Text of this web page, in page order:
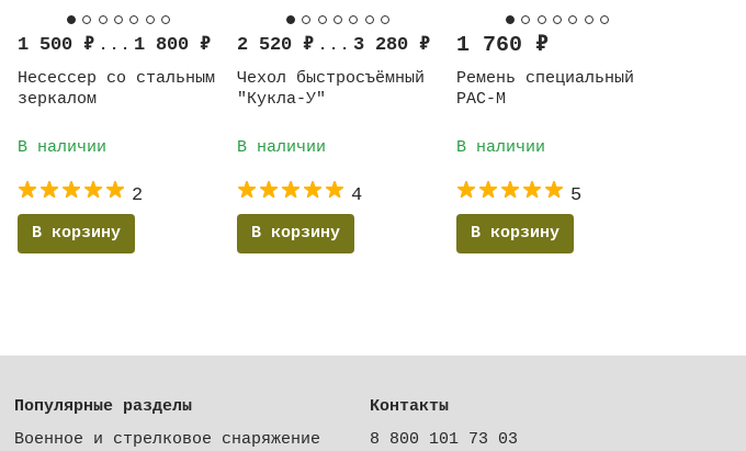
1 500 ₽ ... 1 800 ₽
Несессер со стальным
зеркалом
В наличии
2
В корзину
2 520 ₽ ... 3 280 ₽
Чехол быстросъёмный
"Кукла-У"
В наличии
4
В корзину
1 760 ₽
Ремень специальный
РАС-М
В наличии
5
В корзину
Популярные разделы
Военное и стрелковое снаряжение
Контакты
8 800 101 73 03